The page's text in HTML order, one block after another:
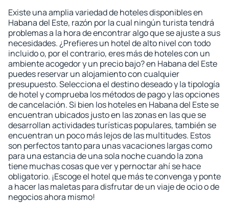
Existe una amplia variedad de hoteles disponibles en
Habana del Este, razón por la cual ningún turista tendrá
problemas a la hora de encontrar algo que se ajuste a sus
necesidades. ¿Prefieres un hotel de alto nivel con todo
incluido o, por el contrario, eres más de hoteles con un
ambiente acogedor y un precio bajo? en Habana del Este
puedes reservar un alojamiento con cualquier
presupuesto. Selecciona el destino deseado y la tipología
de hotel y comprueba los métodos de pago y las opciones
de cancelación. Si bien los hoteles en Habana del Este se
encuentran ubicados justo en las zonas en las que se
desarrollan actividades turísticas populares, también se
encuentran un poco más lejos de las multitudes. Estos
son perfectos tanto para unas vacaciones largas como
para una estancia de una sola noche cuando la zona
tiene muchas cosas que ver y pernoctar ahí se hace
obligatorio. ¡Escoge el hotel que más te convenga y ponte
a hacer las maletas para disfrutar de un viaje de ocio o de
negocios ahora mismo!